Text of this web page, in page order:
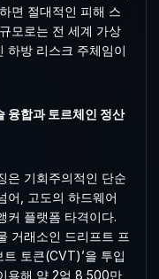
면 절대적인 피해 스
모로는 전 세계 가상
하방 리스크 주체임이
융합과 토르체인 정산
은 기회주의적인 단순
어, 고도의 하드웨어
커 플랫폼 타격이다.
거래소인 드리프트 프
토큰(CVT)’을 투입
용해 약 2억 8,500만